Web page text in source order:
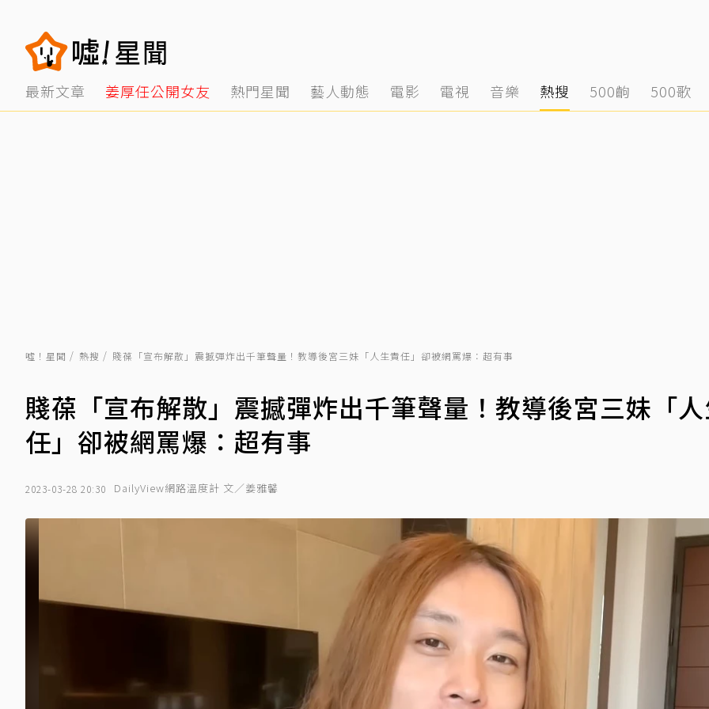
最新文章 姜厚任公開女友 熱門星聞 藝人動態 電影 電視 音樂 熱搜 500齣 500歌
噓！星聞 熱搜 賤葆「宣布解散」震撼彈炸出千筆聲量！教導後宮三妹「人生責任」卻被網罵爆：超有事
賤葆「宣布解散」震撼彈炸出千筆聲量！教導後宮三妹「
任」卻被網罵爆：超有事
2023-03-28 20:30 DailyView網路溫度計 文／姜雅馨